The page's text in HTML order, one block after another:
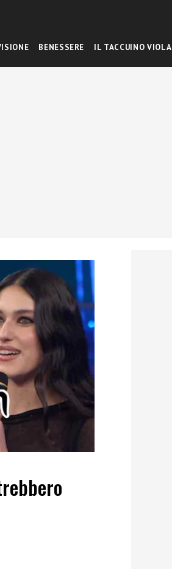
BENESSERE IL TACCUINO VIOLA